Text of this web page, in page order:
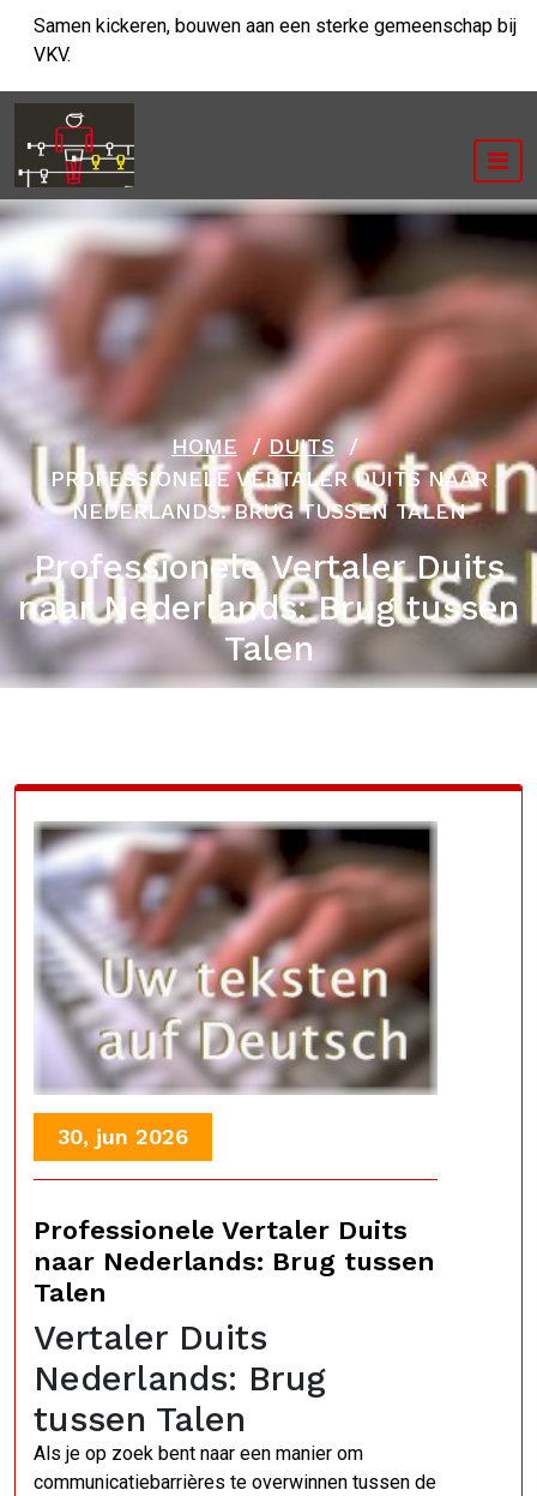
naar
inhoud
Samen kickeren, bouwen aan een sterke gemeenschap bij
VKV.
HOME /DUITS/
PROFESSIONELE VERTALER DUITS NAAR
NEDERLANDS: BRUG TUSSEN TALEN
Professionele Vertaler Duits
naar Nederlands: Brug tussen
Talen
30, jun 2026
Professionele Vertaler Duits
naar Nederlands: Brug tussen
Talen
Vertaler Duits
Nederlands: Brug
tussen Talen
Als je op zoek bent naar een manier om
communicatiebarrières te overwinnen tussen de